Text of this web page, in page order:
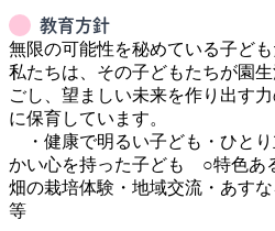
教育方針
無限の可能性を秘めている子ども
私たちは、その子どもたちが園
ごし、望ましい未来を作り出す
に保育しています。
・健康で明るい子ども・ひと
かい心を持った子ども　○特色あ
畑の栽培体験・地域交流・あす
等